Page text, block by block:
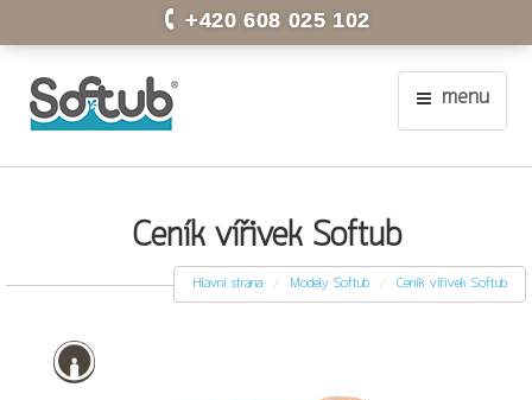
+420 608 025 102
menu
Ceník vířivek Softub
Hlavní strana Modely Softub Ceník vířivek Softub